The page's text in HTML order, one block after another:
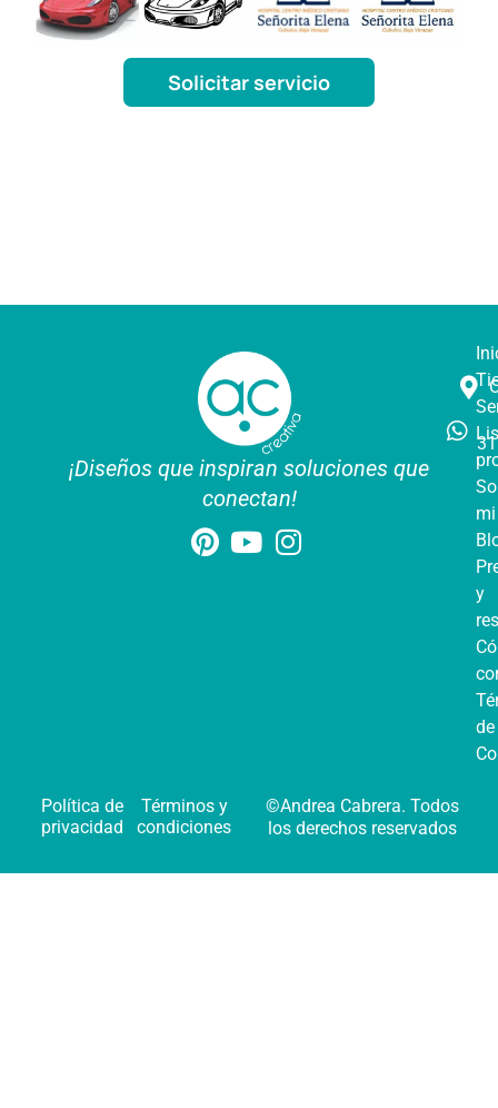
Solicitar servicio
¡Diseños que inspiran soluciones que
conectan!
mi
y
Política de
privacidad
Términos y
condiciones
©Andrea Cabrera. Todos
los derechos reservados